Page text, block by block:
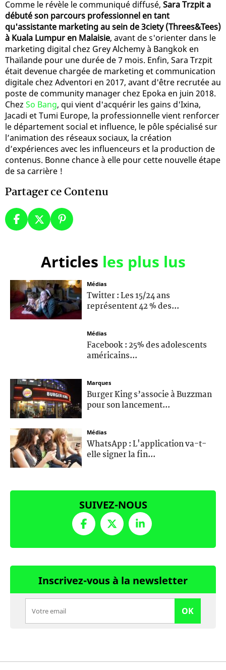
Comme le révèle le communiqué diffusé, Sara Trzpit a
débuté son parcours professionnel en tant
qu'assistante marketing au sein de 3ciety (Threes&Tees)
à Kuala Lumpur en Malaisie, avant de s'orienter dans le
marketing digital chez Grey Alchemy à Bangkok en
Thaïlande pour une durée de 7 mois. Enfin, Sara Trzpit
était devenue chargée de marketing et communication
digitale chez Adventori en 2017, avant d'être recrutée au
poste de community manager chez Epoka en juin 2018.
Chez So Bang, qui vient d'acquérir les gains d'Ixina,
Jacadi et Tumi Europe, la professionnelle vient renforcer
le département social et influence, le pôle spécialisé sur
l’animation des réseaux sociaux, la création
d’expériences avec les influenceurs et la production de
contenus. Bonne chance à elle pour cette nouvelle étape
de sa carrière !
Partager ce Contenu
Articles les plus lus
Médias
Twitter : Les 15/24 ans
représentent 42 % des...
Médias
Facebook : 25% des adolescents
américains...
Marques
Burger King s’associe à Buzzman
pour son lancement...
Médias
WhatsApp : L'application va-t-
elle signer la fin...
SUIVEZ-NOUS
Inscrivez-vous à la newsletter
OK